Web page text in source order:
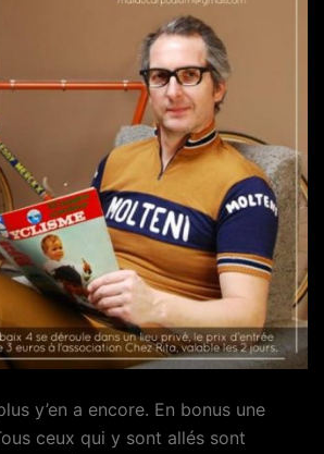
y’en a encore. En bonus une
ceux qui y sont allés sont